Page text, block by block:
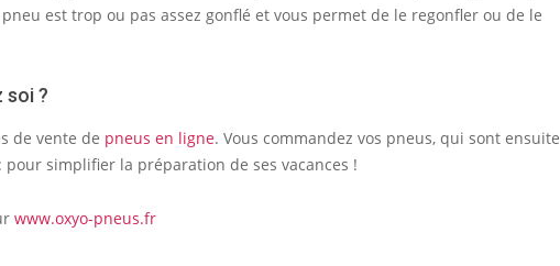
est trop ou pas assez gonflé et vous permet de le regonfler ou de le
soi ?
de vente de pneus en ligne. Vous commandez vos pneus, qui sont ensuite
simplifier la préparation de ses vacances !
www.oxyo-pneus.fr